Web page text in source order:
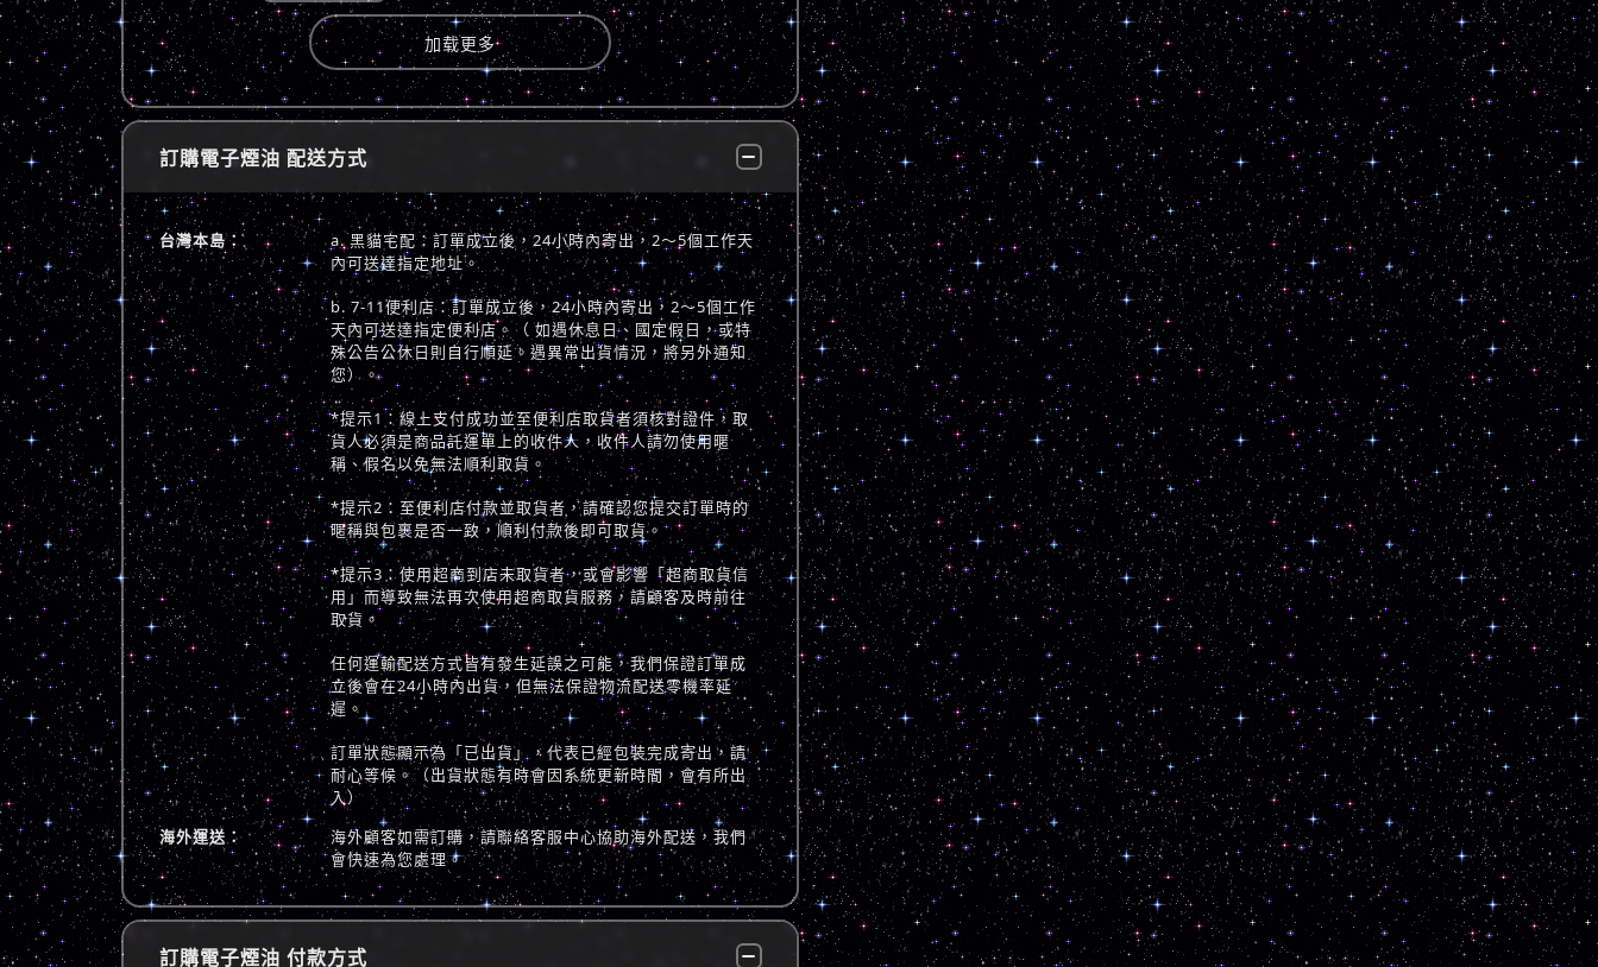
加载更多
訂購電子煙油 配送方式
台灣本島：
a. 黑貓宅配：訂單成立後，24小時內寄出，2～5個工作天
內可送達指定地址。
b. 7-11便利店：訂單成立後，24小時內寄出，2～5個工作
天內可送達指定便利店。（ 如遇休息日、國定假日，或特
殊公告公休日則自行順延。遇異常出貨情況，將另外通知
您）。
*提示1：線上支付成功並至便利店取貨者須核對證件，取
貨人必須是商品託運單上的收件人，收件人請勿使用暱
稱、假名以免無法順利取貨。
*提示2：至便利店付款並取貨者，請確認您提交訂單時的
暱稱與包裹是否一致，順利付款後即可取貨。
*提示3：使用超商到店未取貨者，或會影響「超商取貨信
用」而導致無法再次使用超商取貨服務，請顧客及時前往
取貨。
任何運輸配送方式皆有發生延誤之可能，我們保證訂單成
立後會在24小時內出貨，但無法保證物流配送零機率延
遲。
訂單狀態顯示為「已出貨」，代表已經包裝完成寄出，請
耐心等候。（出貨狀態有時會因系統更新時間，會有所出
入）
海外運送：
海外顧客如需訂購，請聯絡客服中心協助海外配送，我們
會快速為您處理。
訂購電子煙油 付款方式